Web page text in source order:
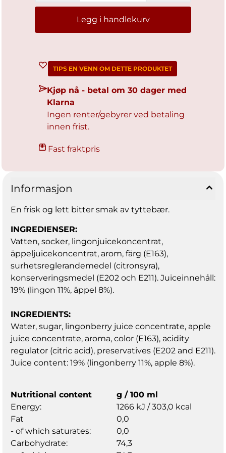
74,3 - of which sugars: 74,3 - of which lactose:
0,0 Protein: 0,1 Salt: 0,0
Legg i handlekurv
TIPS EN VENN OM DETTE PRODUKTET
Kjøp nå - betal om 30 dager med
Klarna
Ingen renter/gebyrer ved betaling
innen frist.
Fast fraktpris
Informasjon
En frisk og lett bitter smak av tyttebær.
INGREDIENSER:
Vatten, socker, lingonjuicekoncentrat,
äppeljuicekoncentrat, arom, färg (E163),
surhetsreglerandemedel (citronsyra),
konserveringsmedel (E202 och E211). Juiceinnehåll:
19% (lingon 11%, äppel 8%).
INGREDIENTS:
Water, sugar, lingonberry juice concentrate, apple
juice concentrate, aroma, color (E163), acidity
regulator (citric acid), preservatives (E202 and E211).
Juice content: 19% (lingonberry 11%, apple 8%).
Nutritional content
g / 100 ml
Energy:
1266 kJ / 303,0 kcal
Fat
0,0
- of which saturates:
0,0
Carbohydrate:
74,3